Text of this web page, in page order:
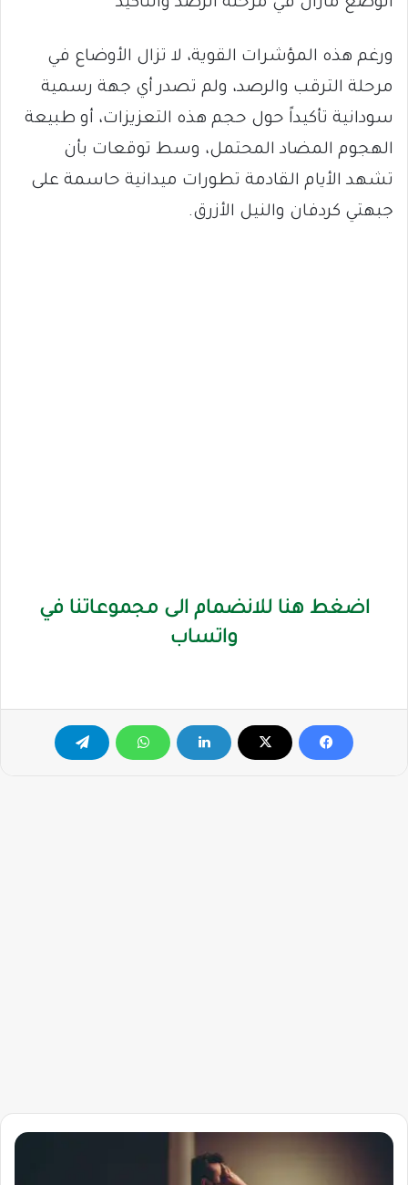
ورغم هذه المؤشرات القوية، لا تزال الأوضاع في
مرحلة الترقب والرصد، ولم تصدر أي جهة رسمية
سودانية تأكيداً حول حجم هذه التعزيزات، أو طبيعة
الهجوم المضاد المحتمل، وسط توقعات بأن
تشهد الأيام القادمة تطورات ميدانية حاسمة على
جبهتي كردفان والنيل الأزرق.
اضغط هنا للانضمام الى مجموعاتنا في
واتساب
هل